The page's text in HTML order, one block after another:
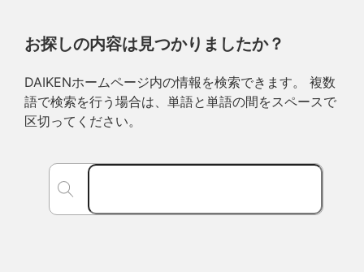
お探しの内容は見つかりましたか？
DAIKENホームページ内の情報を検索できます。 複数
語で検索を行う場合は、単語と単語の間をスペースで
区切ってください。